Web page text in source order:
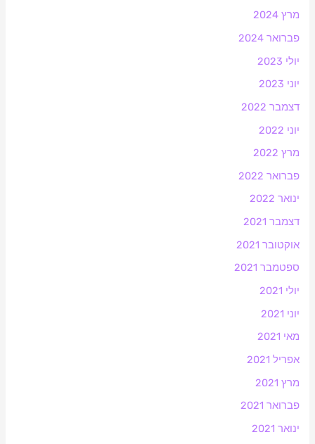
מרץ 2024
פברואר 2024
יולי 2023
יוני 2023
דצמבר 2022
יוני 2022
מרץ 2022
פברואר 2022
ינואר 2022
דצמבר 2021
אוקטובר 2021
ספטמבר 2021
יולי 2021
יוני 2021
מאי 2021
אפריל 2021
מרץ 2021
פברואר 2021
ינואר 2021